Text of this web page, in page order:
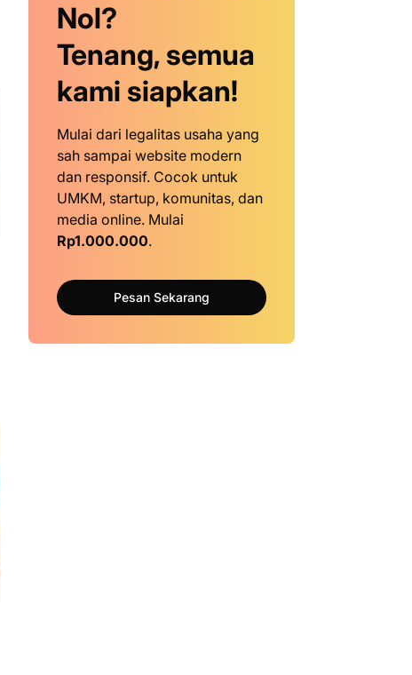
Nol?
Tenang, semua
kami siapkan!
Mulai dari legalitas usaha yang
sah sampai website modern
dan responsif. Cocok untuk
UMKM, startup, komunitas, dan
media online. Mulai
Rp1.000.000.
Pesan Sekarang